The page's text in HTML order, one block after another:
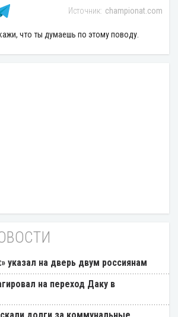
championat.com
что ты думаешь по этому поводу.
указал на дверь двум россиянам
на переход Даку в